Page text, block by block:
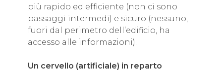
più rapido ed efficiente (non ci sono
passaggi intermedi) e sicuro (nessuno,
fuori dal perimetro dell’edificio, ha
accesso alle informazioni).
Un cervello (artificiale) in reparto